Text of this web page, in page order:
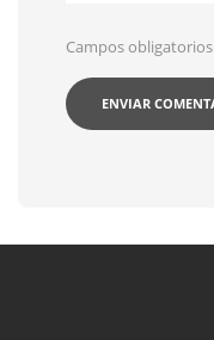
Campos obligatorios